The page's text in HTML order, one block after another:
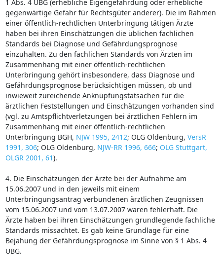
1 Abs. 4 UBG (erhebliche Eigengefährdung oder erhebliche
gegenwärtige Gefahr für Rechtsgüter anderer). Die im Rahmen
einer öffentlich-rechtlichen Unterbringung tätigen Ärzte
haben bei ihren Einschätzungen die üblichen fachlichen
Standards bei Diagnose und Gefährdungsprognose
einzuhalten. Zu den fachlichen Standards von Ärzten im
Zusammenhang mit einer öffentlich-rechtlichen
Unterbringung gehört insbesondere, dass Diagnose und
Gefährdungsprognose berücksichtigen müssen, ob und
inwieweit zureichende Anknüpfungstatsachen für die
ärztlichen Feststellungen und Einschätzungen vorhanden sind
(vgl. zu Amtspflichtverletzungen bei ärztlichen Fehlern im
Zusammenhang mit einer öffentlich-rechtlichen
Unterbringung BGH, NJW 1995, 2412; OLG Oldenburg, VersR
1991, 306; OLG Oldenburg, NJW-RR 1996, 666; OLG Stuttgart,
OLGR 2001, 61).
4. Die Einschätzungen der Ärzte bei der Aufnahme am
15.06.2007 und in den jeweils mit einem
Unterbringungsantrag verbundenen ärztlichen Zeugnissen
vom 15.06.2007 und vom 13.07.2007 waren fehlerhaft. Die
Ärzte haben bei ihren Einschätzungen grundlegende fachliche
Standards missachtet. Es gab keine Grundlage für eine
Bejahung der Gefährdungsprognose im Sinne von § 1 Abs. 4
UBG.